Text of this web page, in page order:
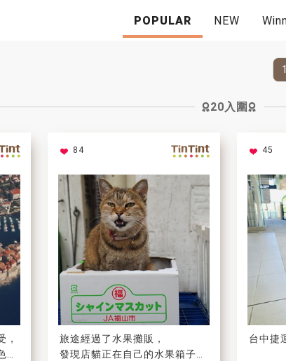
POPULAR NEW
1
20入圍
，
84
旅途經過了水果攤販，
發現店貓正在自己的水果箱子裡
45
台中捷